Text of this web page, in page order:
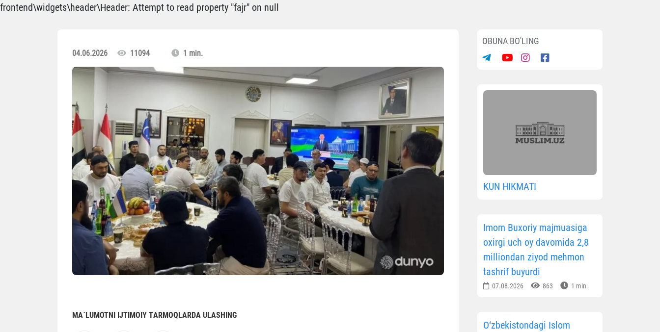
frontend\widgets\header\Header: Attempt to read property "fajr" on null
04.06.2026 11094 1 min.
MА`LUMOTNI IJTIMOIY TАRMOQLАRDА ULАSHING
OBUNA BO'LING
KUN HIKMATI
Imom Buxoriy majmuasiga
oxirgi uch oy davomida 2,8
milliondan ziyod mehmon
tashrif buyurdi
07.08.2026 863 1 min.
O‘zbekistondagi Islom